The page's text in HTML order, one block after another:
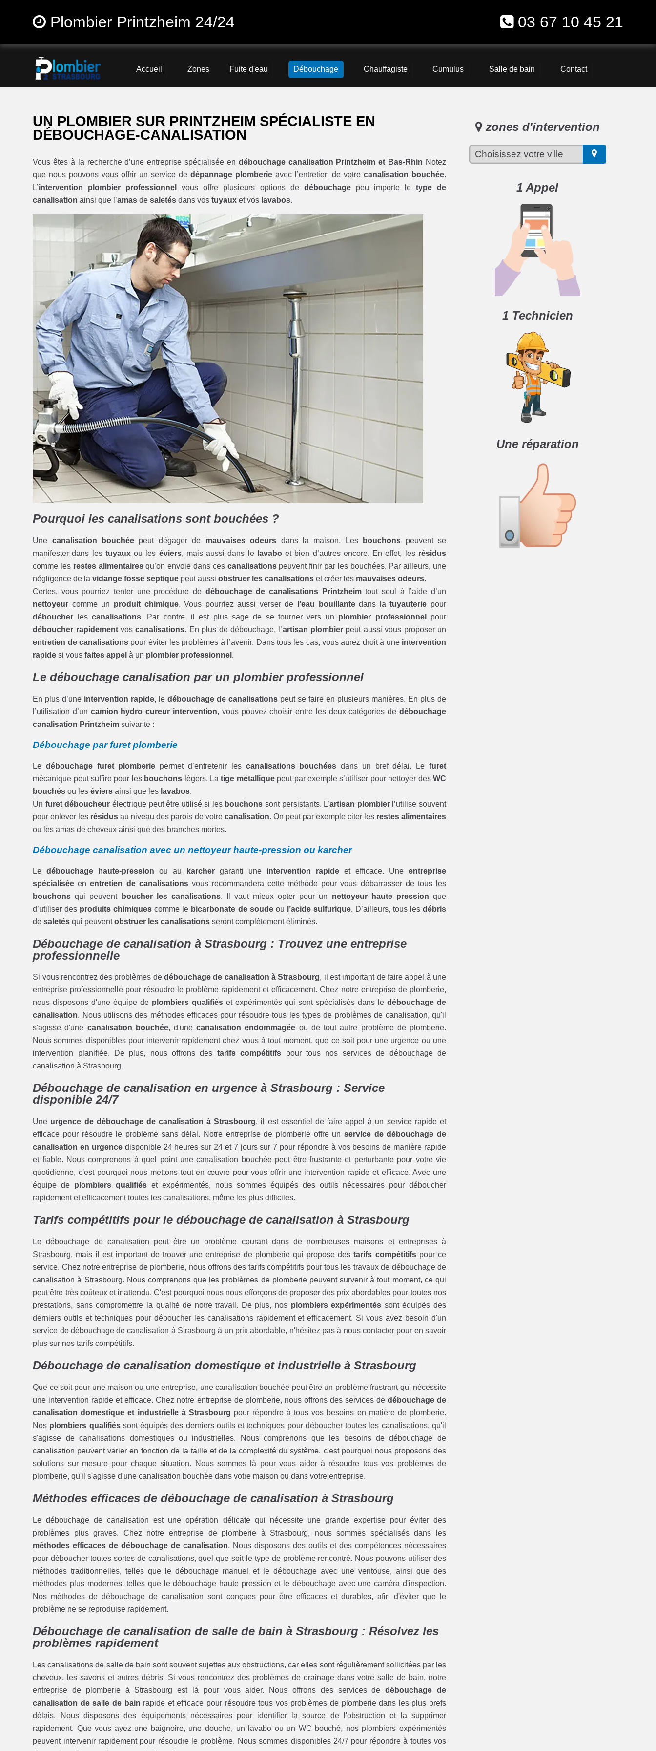
Plombier Printzheim 24/24 03 67 10 45 21
Accueil Zones Fuite d'eau Débouchage Chauffagiste Cumulus Salle de bain Contact
UN PLOMBIER SUR PRINTZHEIM SPÉCIALISTE EN
DÉBOUCHAGE-CANALISATION
Vous êtes à la recherche d’une entreprise spécialisée en débouchage canalisation Printzheim et Bas-Rhin Notez
que nous pouvons vous offrir un service dedépannage plomberie avec l’entretien de votre canalisation bouchée.
L’intervention plombier professionnel vous offre plusieurs options de débouchagepeu importe le type de
canalisation ainsi que l’amas desaletés dans vostuyaux et vos lavabos.
Pourquoi les canalisations sont bouchées ?
Une canalisation bouchée peut dégager de mauvaises odeurs dans la maison. Les bouchons peuvent se
manifester dans les tuyauxou les éviers, mais aussi dans le lavaboet bien d’autres encore. En effet, les résidus
comme les restes alimentairesqu’on envoie dans ces canalisationspeuvent finir par les bouchées. Par ailleurs, une
négligence de lavidange fosse septique peut aussiobstruer les canalisations et créer les mauvaises odeurs.
Certes, vous pourriez tenter une procédure de débouchage de canalisations Printzheimtout seul à l’aide d’un
nettoyeur comme un produit chimique. Vous pourriez aussi verser de l’eau bouillantedans latuyauterie pour
déboucher les canalisations. Par contre, il est plus sage de se tourner vers un plombier professionnel
pour
déboucher rapidementvoscanalisations. En plus de débouchage, l’artisan plombierpeut aussi vous proposer un
entretien de canalisationspour éviter les problèmes à l’avenir. Dans tous les cas, vous aurez droit à une intervention
rapide si vousfaites appel à un plombier professionnel .
Le débouchage canalisation par un plombier professionnel
En plus d’une intervention rapide, ledébouchage de canalisations peut se faire en plusieurs manières. En plus de
l’utilisation d’un camion hydro cureur intervention, vous pouvez choisir entre les deux catégories de débouchage
canalisation Printzheim suivante :
Débouchage par furet plomberie
Le débouchage furet plomberie permet d’entretenir les canalisations bouchées dans un bref délai. Le furet
mécanique peut suffire pour les bouchons légers. Latige métalliquepeut par exemple s’utiliser pour nettoyer des WC
bouchés ou leséviers ainsi que les lavabos.
Un furet déboucheur électrique peut être utilisé si les bouchons sont persistants. L’artisan plombierl’utilise souvent
pour enlever les résidus au niveau des parois de votre canalisation. On peut par exemple citer les restes alimentaires
ou les amas de cheveux ainsi que des branches mortes.
Débouchage canalisation avec un nettoyeur haute-pression ou karcher
Ledébouchage haute-pression ou au karcher garanti une intervention rapide et efficace. Une entreprise
spécialisée enentretien de canalisationsvous recommandera cette méthode pour vous débarrasser de tous les
bouchons qui peuvent boucher les canalisations. Il vaut mieux opter pour un nettoyeur haute pression que
d’utiliser des produits chimiques comme le bicarbonate de soudeou l’acide sulfurique. D’ailleurs, tous les débris
desaletés qui peuventobstruer les canalisations seront complètement éliminés.
Débouchage de canalisation à Strasbourg : Trouvez une entreprise
professionnelle
Si vous rencontrez des problèmes dedébouchage de canalisation à Strasbourg, il est important de faire appel à une
entreprise professionnelle pour résoudre le problème rapidement et efficacement. Chez notre entreprise de plomberie,
nous disposons d'une équipe de plombiers qualifiéset expérimentés qui sont spécialisés dans ledébouchage de
canalisation. Nous utilisons des méthodes efficaces pour résoudre tous les types de problèmes de canalisation, qu'il
s'agisse d'une canalisation bouchée, d'unecanalisation endommagée ou de tout autre problème de plomberie.
Nous sommes disponibles pour intervenir rapidement chez vous à tout moment, que ce soit pour une urgence ou une
intervention planifiée. De plus, nous offrons des tarifs compétitifs pour tous nos services de débouchage de
canalisation à Strasbourg.
Débouchage de canalisation en urgence à Strasbourg : Service
disponible 24/7
Une urgence de débouchage de canalisation à Strasbourg, il est essentiel de faire appel à un service rapide et
efficace pour résoudre le problème sans délai. Notre entreprise de plomberie offre un service de débouchage de
canalisation en urgencedisponible 24 heures sur 24 et 7 jours sur 7 pour répondre à vos besoins de manière rapide
et fiable. Nous comprenons à quel point une canalisation bouchée peut être frustrante et perturbante pour votre vie
quotidienne, c'est pourquoi nous mettons tout en œuvre pour vous offrir une intervention rapide et efficace. Avec une
équipe de plombiers qualifiés et expérimentés, nous sommes équipés des outils nécessaires pour déboucher
rapidement et efficacement toutes les canalisations, même les plus difficiles.
Tarifs compétitifs pour le débouchage de canalisation à Strasbourg
Le débouchage de canalisation peut être un problème courant dans de nombreuses maisons et entreprises à
Strasbourg, mais il est important de trouver une entreprise de plomberie qui propose destarifs compétitifspour ce
service. Chez notre entreprise de plomberie, nous offrons des tarifs compétitifs pour tous les travaux de débouchage de
canalisation à Strasbourg. Nous comprenons que les problèmes de plomberie peuvent survenir à tout moment, ce qui
peut être très coûteux et inattendu. C'est pourquoi nous nous efforçons de proposer des prix abordables pour toutes nos
prestations, sans compromettre la qualité de notre travail. De plus, nos plombiers expérimentés sont équipés des
derniers outils et techniques pour déboucher les canalisations rapidement et efficacement. Si vous avez besoin d'un
service de débouchage de canalisation à Strasbourg à un prix abordable, n'hésitez pas à nous contacter pour en savoir
plus sur nos tarifs compétitifs.
Débouchage de canalisation domestique et industrielle à Strasbourg
Que ce soit pour une maison ou une entreprise, une canalisation bouchée peut être un problème frustrant qui nécessite
une intervention rapide et efficace. Chez notre entreprise de plomberie, nous offrons des services de débouchage de
canalisation domestique et industrielle à Strasbourg pour répondre à tous vos besoins en matière de plomberie.
Nos plombiers qualifiéssont équipés des derniers outils et techniques pour déboucher toutes les canalisations, qu'il
s'agisse de canalisations domestiques ou industrielles. Nous comprenons que les besoins de débouchage de
canalisation peuvent varier en fonction de la taille et de la complexité du système, c'est pourquoi nous proposons des
solutions sur mesure pour chaque situation. Nous sommes là pour vous aider à résoudre tous vos problèmes de
plomberie, qu'il s'agisse d'une canalisation bouchée dans votre maison ou dans votre entreprise.
Méthodes efficaces de débouchage de canalisation à Strasbourg
Le débouchage de canalisation est une opération délicate qui nécessite une grande expertise pour éviter des
problèmes plus graves. Chez notre entreprise de plomberie à Strasbourg, nous sommes spécialisés dans les
méthodes efficaces de débouchage de canalisation. Nous disposons des outils et des compétences nécessaires
pour déboucher toutes sortes de canalisations, quel que soit le type de problème rencontré. Nous pouvons utiliser des
méthodes traditionnelles, telles que le débouchage manuel et le débouchage avec une ventouse, ainsi que des
méthodes plus modernes, telles que le débouchage haute pression et le débouchage avec une caméra d'inspection.
Nos méthodes de débouchage de canalisation sont conçues pour être efficaces et durables, afin d'éviter que le
problème ne se reproduise rapidement.
Débouchage de canalisation de salle de bain à Strasbourg : Résolvez les
problèmes rapidement
Les canalisations de salle de bain sont souvent sujettes aux obstructions, car elles sont régulièrement sollicitées par les
cheveux, les savons et autres débris. Si vous rencontrez des problèmes de drainage dans votre salle de bain, notre
entreprise de plomberie à Strasbourg est là pour vous aider. Nous offrons des services dedébouchage de
canalisation de salle de bain rapide et efficace pour résoudre tous vos problèmes de plomberie dans les plus brefs
délais. Nous disposons des équipements nécessaires pour identifier la source de l'obstruction et la supprimer
rapidement. Que vous ayez une baignoire, une douche, un lavabo ou un WC bouché, nos plombiers expérimentés
peuvent intervenir rapidement pour résoudre le problème. Nous sommes disponibles 24/7 pour répondre à toutes vos
zones d'intervention
1 Appel
1 Technicien
Une réparation